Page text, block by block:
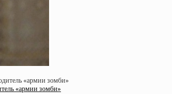
«армии зомби»